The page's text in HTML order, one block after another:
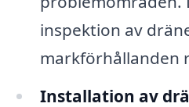
inspektion av
markförhållanden
Installation av